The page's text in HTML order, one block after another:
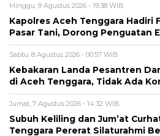
Minggu, 9 Agustus 2026 - 19:38 WIB
Kapolres Aceh Tenggara Hadiri
Pasar Tani, Dorong Penguatan
Sabtu, 8 Agustus 2026 - 00:57 WIB
Kebakaran Landa Pesantren
di Aceh Tenggara, Tidak Ada
Jumat, 7 Agustus 2026 - 14:32 WIB
Subuh Keliling dan Jum’at
Tenggara Pererat Silaturahmi